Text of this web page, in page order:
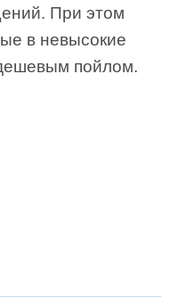
При этом
в невысокие
пойлом.